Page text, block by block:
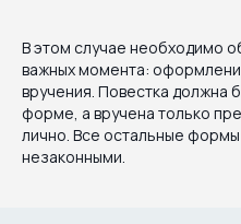
В этом случае необходимо
важных момента:
вручения. Повестка должна
форме, а вручена только
лично. Все остальные
незаконными.